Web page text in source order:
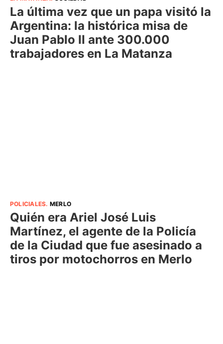
La última vez que un papa visitó la
Argentina: la histórica misa de
Juan Pablo II ante 300.000
trabajadores en La Matanza
POLICIALES. MERLO
Quién era Ariel José Luis
Martínez, el agente de la Policía
de la Ciudad que fue asesinado a
tiros por motochorros en Merlo